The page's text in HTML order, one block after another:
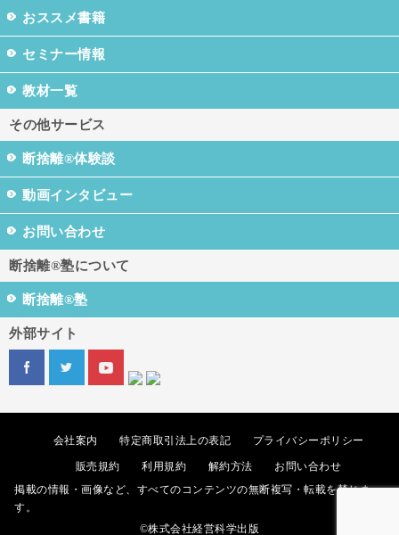
おススメ書籍
セミナー情報
教材一覧
その他サービス
断捨離®体験談
動画インタビュー
お問い合わせ
断捨離®塾について
断捨離®塾
外部サイト
会社案内 特定商取引法上の表記 プライバシーポリシー
販売規約 利用規約 解約方法
お問い合わせ
掲載の情報・画像など、すべてのコンテンツの無断複写・転載を禁じま
す。
©株式会社経営科学出版